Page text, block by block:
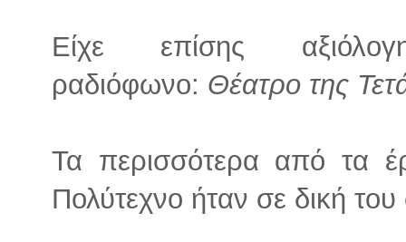
Είχε επίσης
ραδιόφωνο: Θέατρο της
Τα περισσότερα από τα
Πολύτεχνο ήταν σε δική